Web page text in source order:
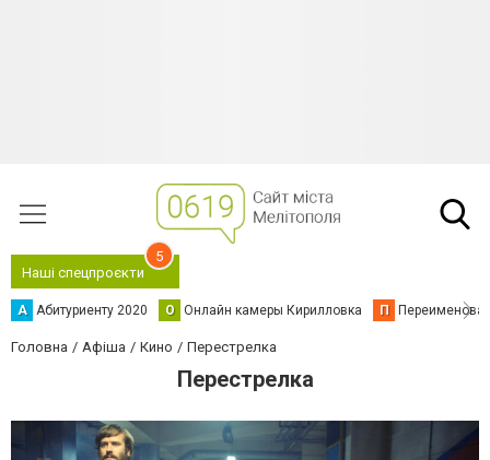
Наші спецпроєкти
5
А Абитуриенту 2020 О Онлайн камеры Кирилловка П
Головна Афіша Кино Перестрелка
Перестрелка